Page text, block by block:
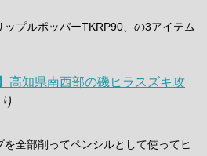
ップルポッパーTKRP90、の3アイテム
高知県南西部の磯ヒラスズキ攻
を全部削ってペンシルとして使ってヒ